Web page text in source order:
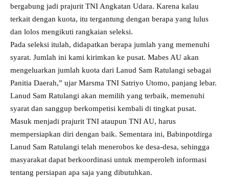
bergabung jadi prajurit TNI Angkatan Udara. Karena kalau
terkait dengan kuota, itu tergantung dengan berapa yang lulus
dan lolos mengikuti rangkaian seleksi.
Pada seleksi itulah, didapatkan berapa jumlah yang memenuhi
syarat. Jumlah ini kami kirimkan ke pusat. Mabes AU akan
mengeluarkan jumlah kuota dari Lanud Sam Ratulangi sebagai
Panitia Daerah,” ujar Marsma TNI Satriyo Utomo, panjang lebar.
Lanud Sam Ratulangi akan memilih yang terbaik, memenuhi
syarat dan sanggup berkompetisi kembali di tingkat pusat.
Masuk menjadi prajurit TNI ataupun TNI AU, harus
mempersiapkan diri dengan baik. Sementara ini, Babinpotdirga
Lanud Sam Ratulangi telah menerobos ke desa-desa, sehingga
masyarakat dapat berkoordinasi untuk memperoleh informasi
tentang persiapan apa saja yang dibutuhkan.